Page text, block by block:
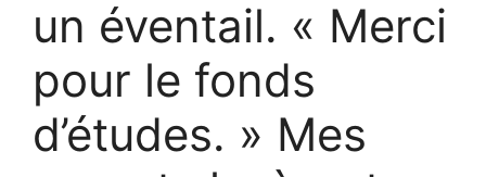
un éventail. « Merci
pour le fonds
d’études. » Mes